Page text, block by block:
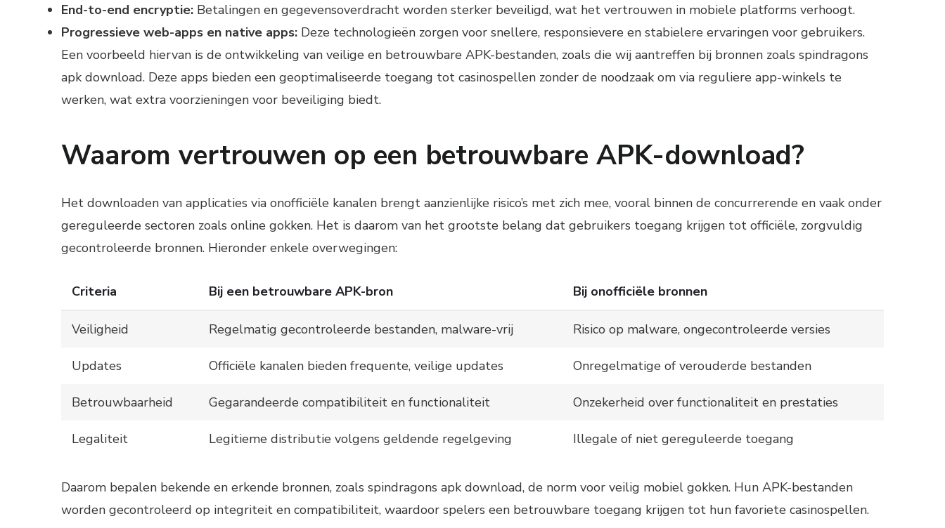
End-to-end encryptie: Betalingen en gegevensoverdracht worden sterker beveiligd, wat het vertrouwen in mobiele platforms verhoogt.
Progressieve web-apps en native apps: Deze technologieën zorgen voor snellere, responsievere en stabielere ervaringen voor gebruikers.
Een voorbeeld hiervan is de ontwikkeling van veilige en betrouwbare APK-bestanden, zoals die wij aantreffen bij bronnen zoals spindragons
apk download. Deze apps bieden een geoptimaliseerde toegang tot casinospellen zonder de noodzaak om via reguliere app-winkels te
werken, wat extra voorzieningen voor beveiliging biedt.
Waarom vertrouwen op een betrouwbare APK-download?
Het downloaden van applicaties via onofficiële kanalen brengt aanzienlijke risico’s met zich mee, vooral binnen de concurrerende en vaak onder
gereguleerde sectoren zoals online gokken. Het is daarom van het grootste belang dat gebruikers toegang krijgen tot officiële, zorgvuldig
gecontroleerde bronnen. Hieronder enkele overwegingen:
Criteria Bij een betrouwbare APK-bron Bij onofficiële bronnen
Veiligheid Regelmatig gecontroleerde bestanden, malware-vrij Risico op malware, ongecontroleerde versies
Updates Officiële kanalen bieden frequente, veilige updates Onregelmatige of verouderde bestanden
Betrouwbaarheid Gegarandeerde compatibiliteit en functionaliteit Onzekerheid over functionaliteit en prestaties
Legaliteit Legitieme distributie volgens geldende regelgeving Illegale of niet gereguleerde toegang
Daarom bepalen bekende en erkende bronnen, zoals spindragons apk download, de norm voor veilig mobiel gokken. Hun APK-bestanden
worden gecontroleerd op integriteit en compatibiliteit, waardoor spelers een betrouwbare toegang krijgen tot hun favoriete casinospellen.